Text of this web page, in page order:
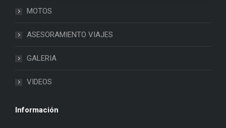
MOTOS
ASESORAMIENTO VIAJES
GALERIA
VIDEOS
Información